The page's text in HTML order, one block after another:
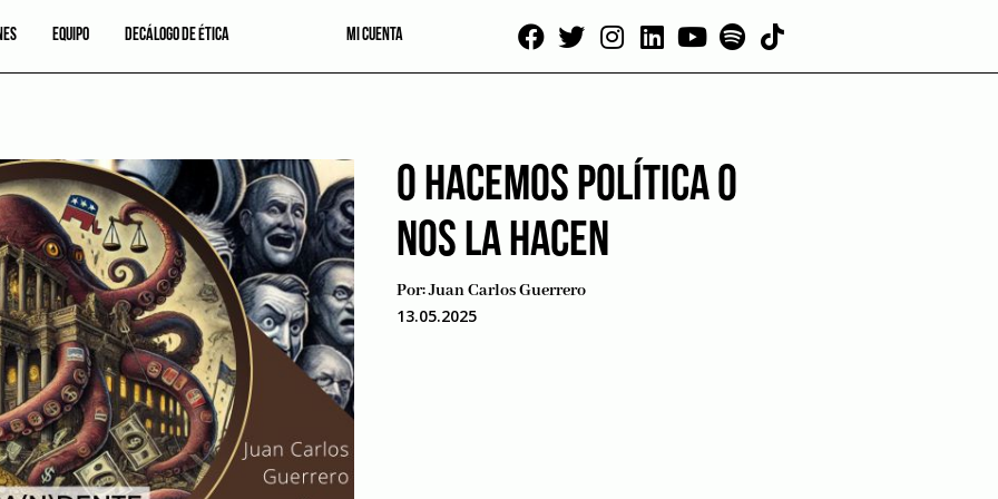
EQUIPO DECÁLOGO DE ÉTICA MI CUENTA
O HACEMOS POLÍTICA O
NOS LA HACEN
Por:Juan Carlos Guerrero
13.05.2025